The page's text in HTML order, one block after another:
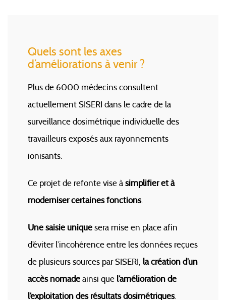
Quels sont les axes
d’améliorations à venir ?
Plus de 6000 médecins consultent
actuellement SISERI dans le cadre de la
surveillance dosimétrique individuelle des
travailleurs exposés aux rayonnements
ionisants.
Ce projet de refonte vise àsimplifier et à
moderniser certaines fonctions.
Une saisie uniquesera mise en place afin
d’éviter l’incohérence entre les données reçues
de plusieurs sources par SISERI, la création d’un
accès nomadeainsi que l’amélioration de
l’exploitation des résultats dosimétriques.